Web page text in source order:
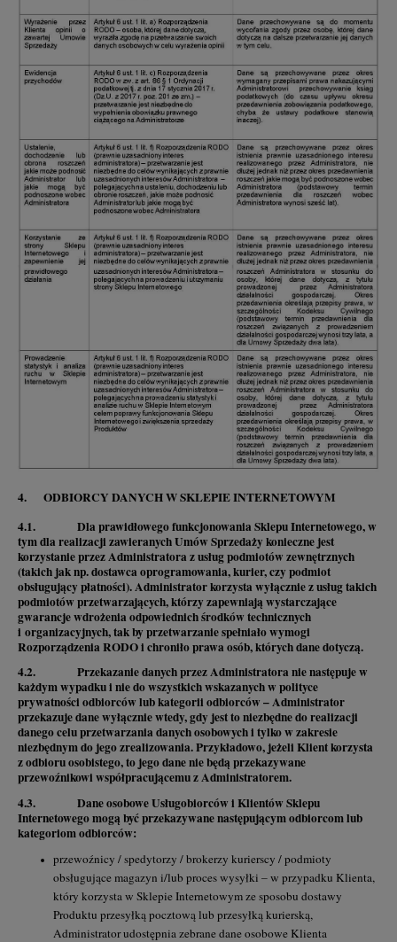
4. ODBIORCY DANYCH W SKLEPIE INTERNETOWYM
4.1. Dla prawidłowego funkcjonowania Sklepu Internetowego, w
tym dla realizacji zawieranych Umów Sprzedaży konieczne jest
korzystanie przez Administratora z usług podmiotów zewnętrznych
(takich jak np. dostawca oprogramowania, kurier, czy podmiot
obsługujący płatności). Administrator korzysta wyłącznie z usług takich
podmiotów przetwarzających, którzy zapewniają wystarczające
gwarancje wdrożenia odpowiednich środków technicznych
i organizacyjnych, tak by przetwarzanie spełniało wymogi
Rozporządzenia RODO i chroniło prawa osób, których dane dotyczą.
4.2. Przekazanie danych przez Administratora nie następuje w
każdym wypadku i nie do wszystkich wskazanych w polityce
prywatności odbiorców lub kategorii odbiorców – Administrator
przekazuje dane wyłącznie wtedy, gdy jest to niezbędne do realizacji
danego celu przetwarzania danych osobowych i tylko w zakresie
niezbędnym do jego zrealizowania. Przykładowo, jeżeli Klient korzysta
z odbioru osobistego, to jego dane nie będą przekazywane
przewoźnikowi współpracującemu z Administratorem.
4.3. Dane osobowe Usługobiorców i Klientów Sklepu
Internetowego mogą być przekazywane następującym odbiorcom lub
kategoriom odbiorców:
przewoźnicy / spedytorzy / brokerzy kurierscy / podmioty
obsługujące magazyn i/lub proces wysyłki – w przypadku Klienta,
który korzysta w Sklepie Internetowym ze sposobu dostawy
Produktu przesyłką pocztową lub przesyłką kurierską,
Administrator udostępnia zebrane dane osobowe Klienta